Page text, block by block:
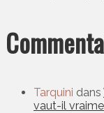
Tarquini dans
vaut-il